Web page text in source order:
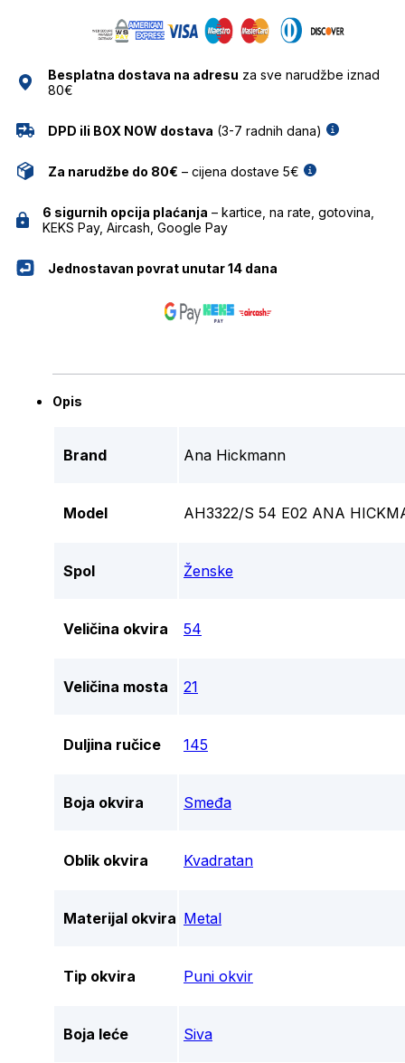
HICKMANN
Besplatna dostava na adresu za sve narudžbe iznad
80€
DPD ili BOX NOW dostava (3-7 radnih dana)
Za narudžbe do 80€ – cijena dostave 5€
6 sigurnih opcija plaćanja – kartice, na rate, gotovina,
KEKS Pay, Aircash, Google Pay
Jednostavan povrat unutar 14 dana
Opis
Brand Ana Hickmann
Model AH3322/S 54 E02 ANA
Spol Ženske
Veličina okvira 54
Veličina mosta 21
Duljina ručice 145
Boja okvira Smeđa
Oblik okvira Kvadratan
Materijal okvira Metal
Tip okvira Puni okvir
Boja leće Siva